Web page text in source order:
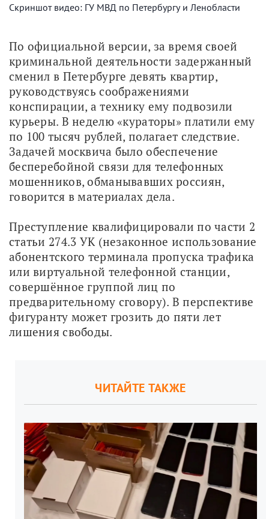
Скриншот видео: ГУ МВД по Петербургу и Ленобласти
По официальной версии, за время своей
криминальной деятельности задержанный
сменил в Петербурге девять квартир,
руководствуясь соображениями
конспирации, а технику ему подвозили
курьеры. В неделю «кураторы» платили ему
по 100 тысяч рублей, полагает следствие.
Задачей москвича было обеспечение
бесперебойной связи для телефонных
мошенников, обманывавших россиян,
говорится в материалах дела.
Преступление квалифицировали по части 2
статьи 274.3 УК (незаконное использование
абонентского терминала пропуска трафика
или виртуальной телефонной станции,
совершённое группой лиц по
предварительному сговору). В перспективе
фигуранту может грозить до пяти лет
лишения свободы.
ЧИТАЙТЕ ТАКЖЕ